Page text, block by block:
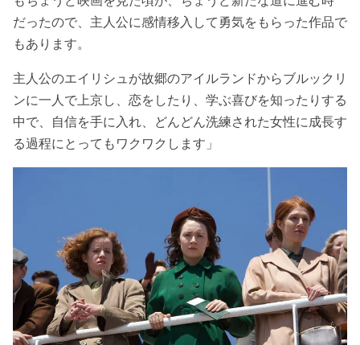
だったので、主人公に感情移入して勇気をもらった作品で
もあります。
主人公のエイリシュが故郷のアイルランドからブルックリ
ンに一人で上京し、恋をしたり、学ぶ喜びを知ったりする
中で、自信を手に入れ、どんどん洗練された女性に成長す
る過程にとってもワクワクします」